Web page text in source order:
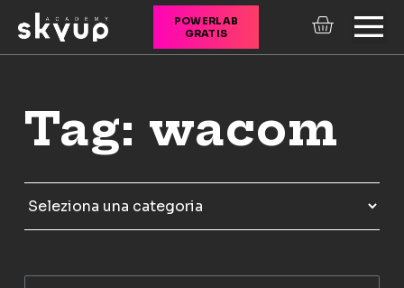
POWERLAB
GRATIS
Tag: wacom